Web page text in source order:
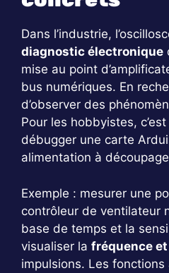
Dans l’industrie,
diagnostic électronique
mise au point
bus numériques. En
d’observer des
Pour les hobbyistes,
débugger une carte
alimentation à
Exemple : mesurer une
contrôleur de ventilateur
base de temps et la
visualiser la fréquence
impulsions. Les